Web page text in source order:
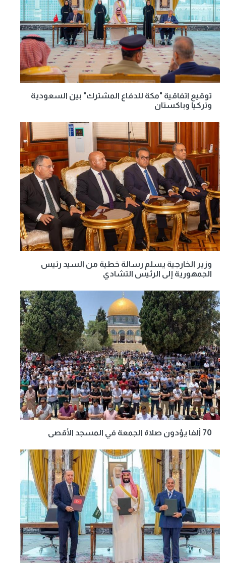
توقيع اتفاقية "مكة للدفاع المشترك" بين السعودية
وتركيا وباكستان
وزير الخارجية يسلم رسالة خطية من السيد رئيس
الجمهورية إلى الرئيس التشادي
70 ألفا يؤدون صلاة الجمعة في المسجد الأقصى